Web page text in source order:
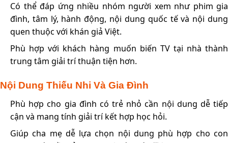
Có thể đáp ứng nhiều nhóm người xem như phim gia
đình, tâm lý, hành động, nội dung quốc tế và nội dung
quen thuộc với khán giả Việt.
Phù hợp với khách hàng muốn biến TV tại nhà thành
trung tâm giải trí thuận tiện hơn.
Nội Dung Thiếu Nhi Và Gia Đình
Phù hợp cho gia đình có trẻ nhỏ cần nội dung dễ tiếp
cận và mang tính giải trí kết hợp học hỏi.
Giúp cha mẹ dễ lựa chọn nội dung phù hợp cho con